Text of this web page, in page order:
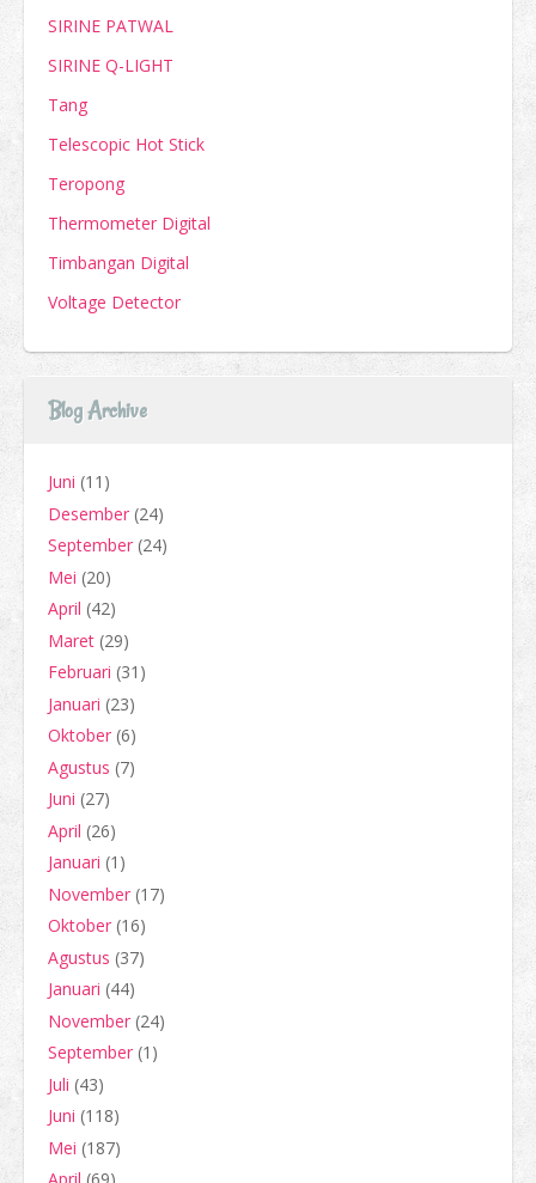
SIRINE PATWAL
SIRINE Q-LIGHT
Tang
Telescopic Hot Stick
Teropong
Thermometer Digital
Timbangan Digital
Voltage Detector
Blog Archive
Juni (11)
Desember (24)
September (24)
Mei (20)
April (42)
Maret (29)
Februari (31)
Januari (23)
Oktober (6)
Agustus (7)
Juni (27)
April (26)
Januari (1)
November (17)
Oktober (16)
Agustus (37)
Januari (44)
November (24)
September (1)
Juli (43)
Juni (118)
Mei (187)